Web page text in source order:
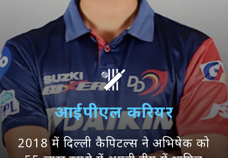
आईपीएल करियर
2018 में दिल्ली कैपिटल्स ने अभिषेक को